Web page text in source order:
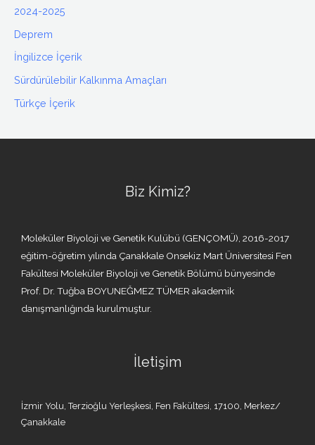
2024-2025
Deprem
İngilizce İçerik
Sürdürülebilir Kalkınma Amaçları
Türkçe İçerik
Biz Kimiz?
Moleküler Biyoloji ve Genetik Kulübü (GENÇOMÜ), 2016-2017
eğitim-öğretim yılında Çanakkale Onsekiz Mart Üniversitesi Fen
Fakültesi Moleküler Biyoloji ve Genetik Bölümü bünyesinde
Prof. Dr. Tuğba BOYUNEĞMEZ TÜMER akademik
danışmanlığında kurulmuştur.
İletişim
İzmir Yolu, Terzioğlu Yerleşkesi, Fen Fakültesi, 17100, Merkez/
Çanakkale